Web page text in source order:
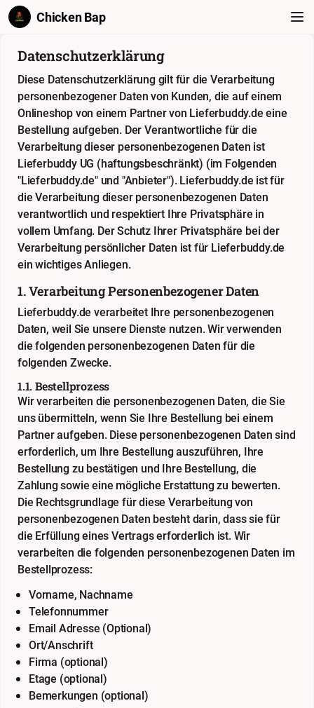
Chicken Bap
Datenschutzerklärung
Diese Datenschutzerklärung gilt für die Verarbeitung
personenbezogener Daten von Kunden, die auf einem
Onlineshop von einem Partner von Lieferbuddy.de eine
Bestellung aufgeben. Der Verantwortliche für die
Verarbeitung dieser personenbezogenen Daten ist
Lieferbuddy UG (haftungsbeschränkt) (im Folgenden
"Lieferbuddy.de" und "Anbieter"). Lieferbuddy.de ist für
die Verarbeitung dieser personenbezogenen Daten
verantwortlich und respektiert Ihre Privatsphäre in
vollem Umfang. Der Schutz Ihrer Privatsphäre bei der
Verarbeitung persönlicher Daten ist für Lieferbuddy.de
ein wichtiges Anliegen.
1. Verarbeitung Personenbezogener Daten
Lieferbuddy.de verarbeitet Ihre personenbezogenen
Daten, weil Sie unsere Dienste nutzen. Wir verwenden
die folgenden personenbezogenen Daten für die
folgenden Zwecke.
1.1. Bestellprozess
Wir verarbeiten die personenbezogenen Daten, die Sie
uns übermitteln, wenn Sie Ihre Bestellung bei einem
Partner aufgeben. Diese personenbezogenen Daten sind
erforderlich, um Ihre Bestellung auszuführen, Ihre
Bestellung zu bestätigen und Ihre Bestellung, die
Zahlung sowie eine mögliche Erstattung zu bewerten.
Die Rechtsgrundlage für diese Verarbeitung von
personenbezogenen Daten besteht darin, dass sie für
die Erfüllung eines Vertrags erforderlich ist. Wir
verarbeiten die folgenden personenbezogenen Daten im
Bestellprozess:
Vorname, Nachname
Telefonnummer
Email Adresse (Optional)
Ort/Anschrift
Firma (optional)
Etage (optional)
Bemerkungen (optional)